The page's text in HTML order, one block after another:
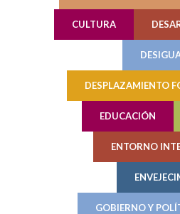
CULTURA
DESPLAZAMIENTO
EDUCACIÓN
ENTORNO
GOBIERNO Y